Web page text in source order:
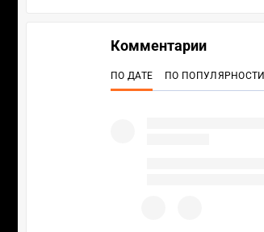
Комментарии
ПО ДАТЕ ПО ПОПУЛЯРНОСТИ